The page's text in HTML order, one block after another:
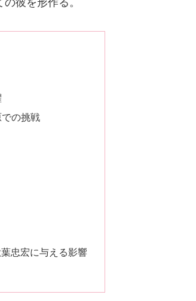
の挑戦
忠宏に与える影響